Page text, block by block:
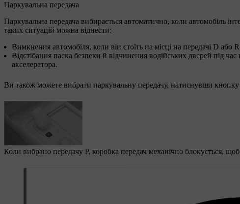
Паркувальна передача
Паркувальна передача вибирається автоматично, коли автомобіль
таких ситуацій можна віднести:
Вимкнення автомобіля, коли він стоїть на місці на передачі D або
Відстібання паска безпеки й відчинення водійських дверей під
акселератора.
Ви також можете вибрати паркувальну передачу, натиснувши кнопку
Коли вибрано передачу P, коробка передач механічно блокується,